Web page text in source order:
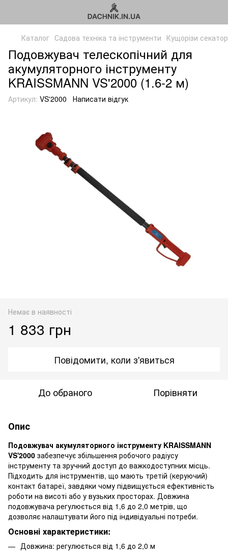
Каталог Садова техніка та інструменти Кущорізи
Подовжувач телескопічний для
акумуляторного інструменту
KRAISSMANN VS'2000 (1.6-2 м)
Артикул: VS'2000 Написати відгук
Немає в наявності
1 833 грн
Повідомити, коли з'явиться
До обраного Порівняти
Опис
Подовжувач акумуляторного інструменту KRAISSMANN
VS'2000 забезпечує збільшення робочого радіусу
інструменту та зручний доступ до важкодоступних місць.
Підходить для інструментів, що мають третій (керуючий)
контакт батареї, завдяки чому підвищується ефективність
роботи на висоті або у вузьких просторах. Довжина
подовжувача регулюється від 1,6 до 2,0 метрів, що
дозволяє налаштувати його під індивідуальні потреби.
Основні характеристики:
Довжина: регулюється від 1,6 до 2,0 м